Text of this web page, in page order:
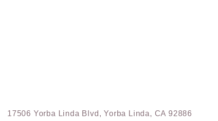
17506 Yorba Linda Blvd, Yorba Linda, CA 92886